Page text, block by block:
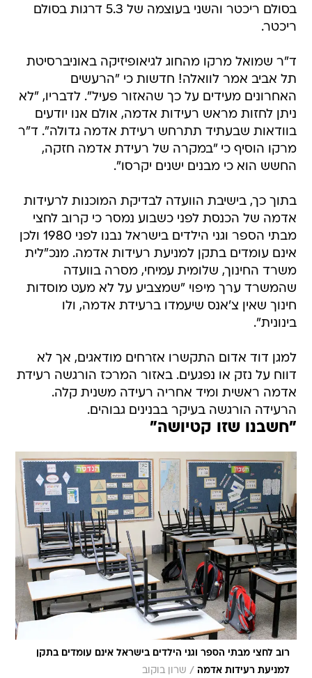
בסולם ריכטר והשני בעוצמה של 5.3 דרגות בסולם
ריכטר.
ד"ר שמואל מרקו מהחוג לגיאופיזיקה באוניברסיטת
תל אביב אמר לוואלה! חדשות כי "הרעשים
האחרונים מעידים על כך שהאזור פעיל". לדבריו, "לא
ניתן לחזות מראש רעידות אדמה, אולם אנו יודעים
בוודאות שבעתיד תתרחש רעידת אדמה גדולה". ד"ר
מרקו הוסיף כי "במקרה של רעידת אדמה חזקה,
החשש הוא כי מבנים ישנים יקרסו".
בתוך כך, בישיבת הוועדה לבדיקת המוכנות לרעידות
אדמה של הכנסת לפני כשבוע נמסר כי קרוב לחצי
מבתי הספר וגני הילדים בישראל נבנו לפני 1980 ולכן
אינם עומדים בתקן למניעת רעידות אדמה. מנכ"לית
משרד החינוך, שלומית עמיחי, מסרה בוועדה
שהמשרד ערך מיפוי "שמצביע על לא מעט מוסדות
חינוך שאין צ'אנס שיעמדו ברעידת אדמה, ולו
בינונית".
למגן דוד אדום התקשרו אזרחים מודאגים, אך לא
דווח על נזק או נפגעים. באזור המרכז הורגשה רעידת
אדמה ראשית ומיד אחריה רעידה משנית קלה.
הרעידה הורגשה בעיקר בבנינים גבוהים.
"חשבנו שזו קטיושה"
רוב לחצי מבתי הספר וגני הילדים בישראל אינם עומדים בתקן
למניעת רעידות אדמה / שרון בוקוב